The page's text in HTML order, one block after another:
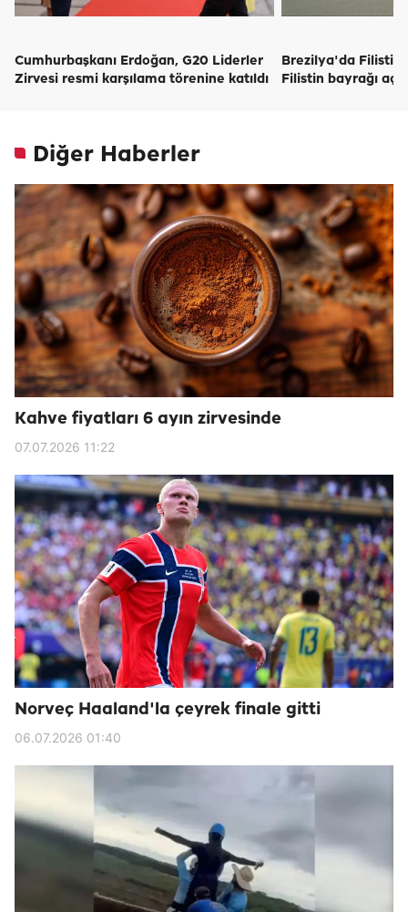
Cumhurbaşkanı Erdoğan, G20 Liderler
Zirvesi resmi karşılama törenine katıldı
Brezilya'da
Filistin bayrağı
Diğer Haberler
Kahve fiyatları 6 ayın zirvesinde
07.07.2026 11:22
Norveç Haaland'la çeyrek finale gitti
06.07.2026 01:40